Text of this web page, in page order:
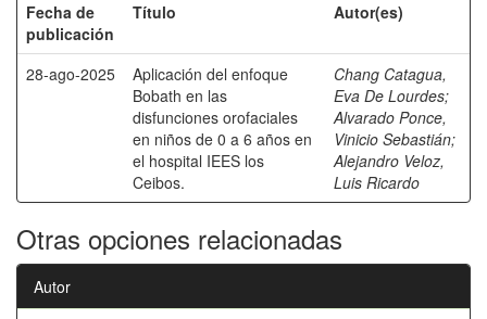
Fecha de
publicación
Título Autor(es)
28-ago-2025
Aplicación del enfoque
Bobath en las
disfunciones orofaciales
en niños de 0 a 6 años en
el hospital IEES los
Ceibos.
Chang Catagua,
Eva De Lourdes;
Alvarado Ponce,
Vinicio Sebastián;
Alejandro Veloz,
Luis Ricardo
Otras opciones relacionadas
Autor